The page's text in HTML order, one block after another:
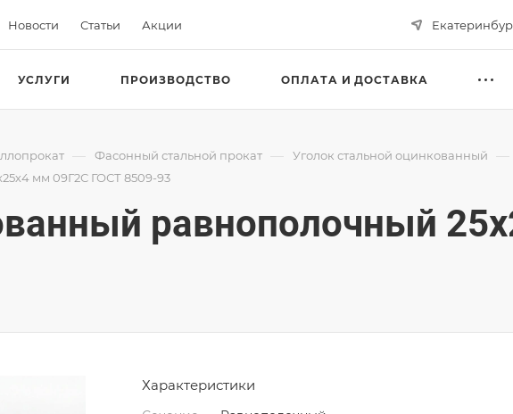
Новости Статьи Акции
УСЛУГИ ПРОИЗВОДСТВО ОПЛАТА И ДОСТАВКА
— Фасонный стальной прокат — Уголок стальной оцинкованный —
мм 09Г2С ГОСТ 8509-93
равнополочный
Характеристики